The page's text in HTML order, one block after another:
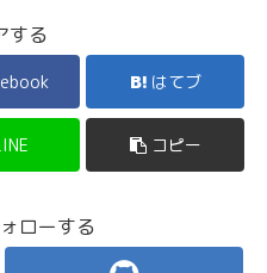
する
はてブ
コピー
ローする